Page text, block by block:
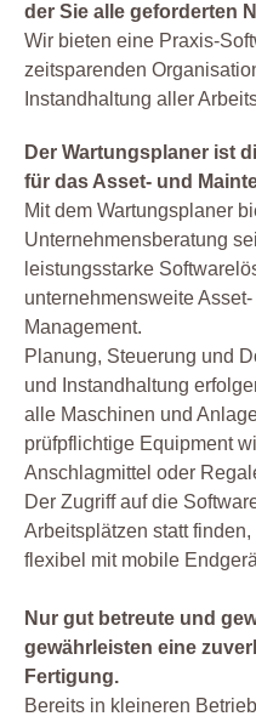
der Sie alle geforderten
Wir bieten eine Praxis-
zeitsparenden
Instandhaltung aller
Der Wartungsplaner ist
für das Asset- und
Mit dem Wartungsplaner
Unternehmensberatung
leistungsstarke
unternehmensweite
Management.
Planung, Steuerung und
und Instandhaltung
alle Maschinen und
prüfpflichtige Equipment
Anschlagmittel oder
Der Zugriff auf die
Arbeitsplätzen statt
flexibel mit mobile
Nur gut betreute und
gewährleisten eine
Fertigung.
Bereits in kleineren